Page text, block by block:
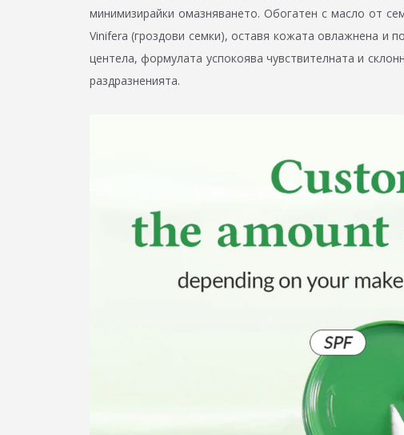
минимизирайки омазняването. Обогатен с масло от
Vinifera (гроздови семки), оставя кожата овлажнена и
центела, формулата успокоява чувствителната и
раздразненията.